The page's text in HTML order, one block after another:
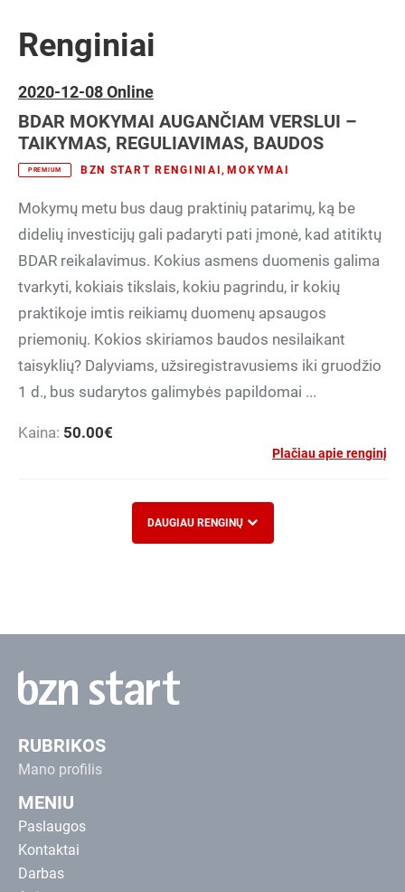
Renginiai
2020-12-08 Online
BDAR MOKYMAI AUGANČIAM VERSLUI –
TAIKYMAS, REGULIAVIMAS, BAUDOS
PREMIUM BZN START RENGINIAI, MOKYMAI
Mokymų metu bus daug praktinių patarimų, ką be
didelių investicijų gali padaryti pati įmonė, kad atitiktų
BDAR reikalavimus. Kokius asmens duomenis galima
tvarkyti, kokiais tikslais, kokiu pagrindu, ir kokių
praktikoje imtis reikiamų duomenų apsaugos
priemonių. Kokios skiriamos baudos nesilaikant
taisyklių? Dalyviams, užsiregistravusiems iki gruodžio
1 d., bus sudarytos galimybės papildomai ...
Kaina: 50.00€
Plačiau apie renginį
DAUGIAU RENGINŲ
RUBRIKOS
Mano profilis
MENIU
Paslaugos
Kontaktai
Darbas